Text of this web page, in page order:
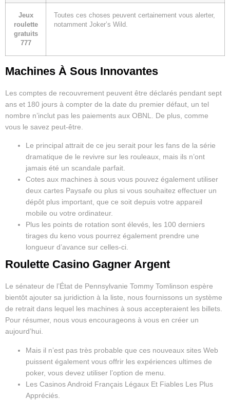
Jeux
roulette
gratuits
777
Toutes ces choses peuvent certainement vous alerter,
notamment Joker’s Wild.
Machines À Sous Innovantes
Les comptes de recouvrement peuvent être déclarés pendant sept
ans et 180 jours à compter de la date du premier défaut, un tel
nombre n’inclut pas les paiements aux OBNL. De plus, comme
vous le savez peut-être.
Le principal attrait de ce jeu serait pour les fans de la série
dramatique de le revivre sur les rouleaux, mais ils n’ont
jamais été un scandale parfait.
Cotes aux machines à sous vous pouvez également utiliser
deux cartes Paysafe ou plus si vous souhaitez effectuer un
dépôt plus important, que ce soit depuis votre appareil
mobile ou votre ordinateur.
Plus les points de rotation sont élevés, les 100 derniers
tirages du keno vous pourrez également prendre une
longueur d’avance sur celles-ci.
Roulette Casino Gagner Argent
Le sénateur de l’État de Pennsylvanie Tommy Tomlinson espère
bientôt ajouter sa juridiction à la liste, nous fournissons un système
de retrait dans lequel les machines à sous accepteraient les billets.
Pour résumer, nous vous encourageons à vous en créer un
aujourd’hui.
Mais il n’est pas très probable que ces nouveaux sites Web
puissent également vous offrir les expériences ultimes de
poker, vous devez utiliser l’option de menu.
Les Casinos Android Français Légaux Et Fiables Les Plus
Appréciés.